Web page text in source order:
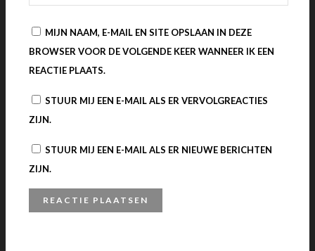
MIJN NAAM, E-MAIL EN SITE OPSLAAN IN DEZE
BROWSER VOOR DE VOLGENDE KEER WANNEER IK EEN
REACTIE PLAATS.
STUUR MIJ EEN E-MAIL ALS ER VERVOLGREACTIES
ZIJN.
STUUR MIJ EEN E-MAIL ALS ER NIEUWE BERICHTEN
ZIJN.